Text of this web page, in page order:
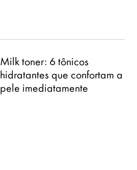
Milk toner: 6 tônicos
hidratantes que confortam a
pele imediatamente